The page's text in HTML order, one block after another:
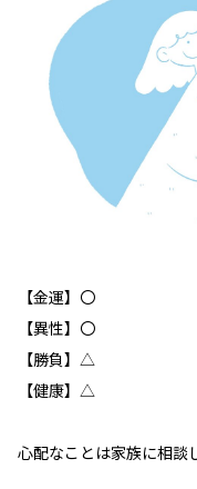
【金運】〇
【異性】〇
【勝負】△
【健康】△
心配なことは家族に相談